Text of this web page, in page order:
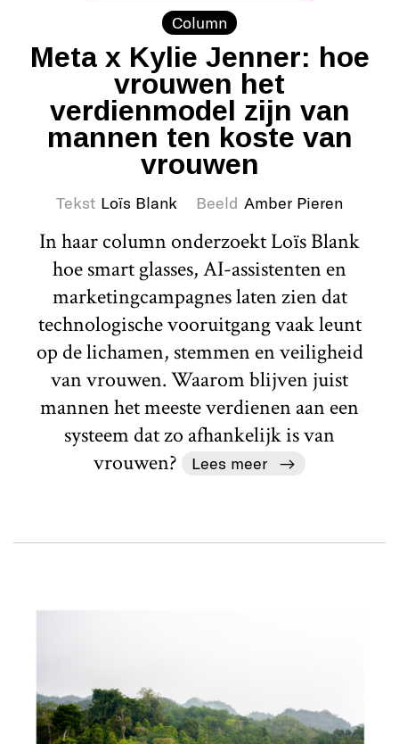
Column
Meta x Kylie Jenner: hoe
vrouwen het
verdienmodel zijn van
mannen ten koste van
vrouwen
Tekst Loïs Blank Beeld Amber Pieren
In haar column onderzoekt Loïs Blank
hoe smart glasses, AI-assistenten en
marketingcampagnes laten zien dat
technologische vooruitgang vaak leunt
op de lichamen, stemmen en veiligheid
van vrouwen. Waarom blijven juist
mannen het meeste verdienen aan een
systeem dat zo afhankelijk is van
vrouwen?
Lees meer